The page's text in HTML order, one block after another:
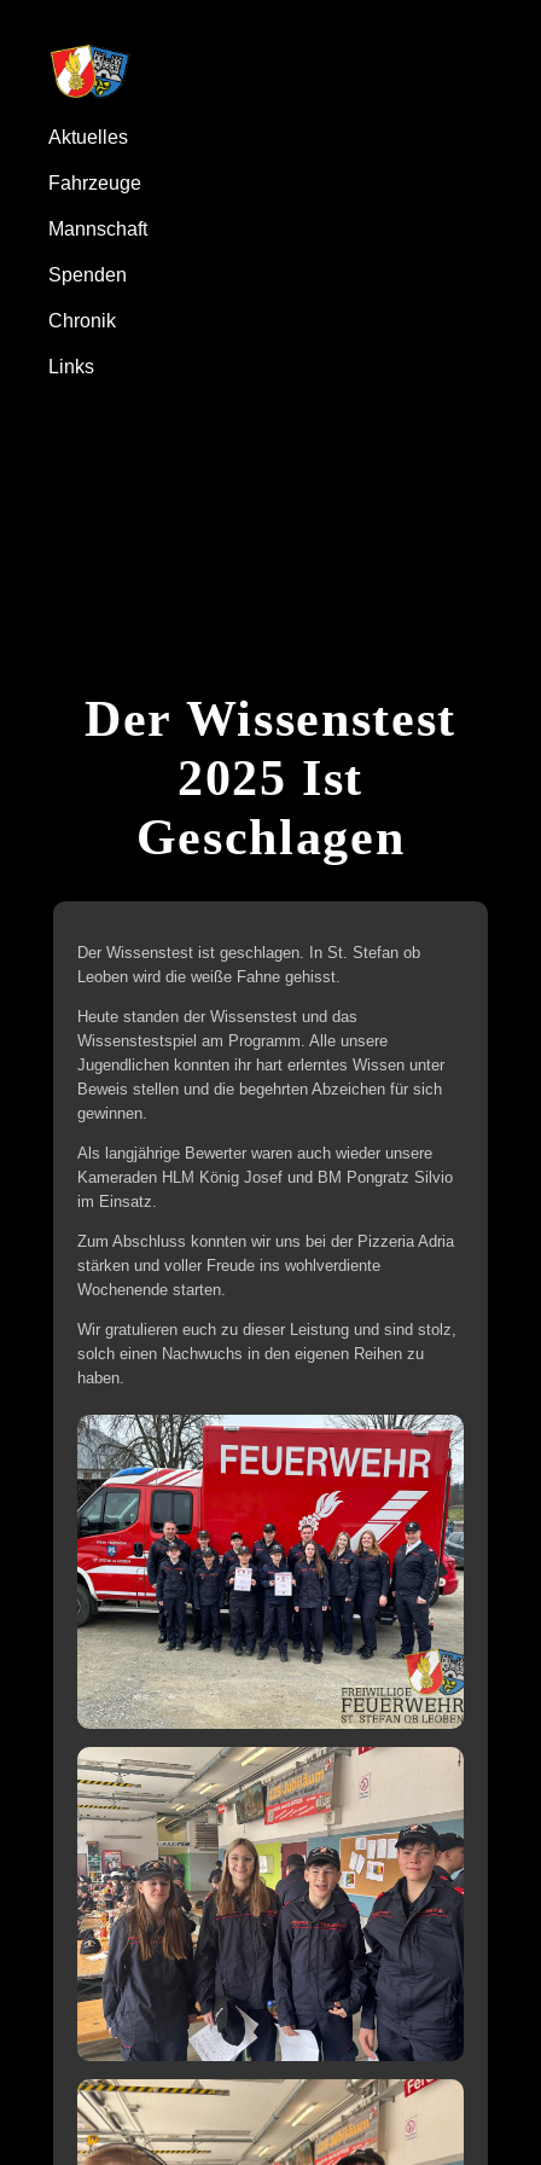
Aktuelles
Fahrzeuge
Mannschaft
Spenden
Chronik
Links
Der Wissenstest
2025 Ist
Geschlagen
Der Wissenstest ist geschlagen. In St. Stefan ob
Leoben wird die weiße Fahne gehisst.
Heute standen der Wissenstest und das
Wissenstestspiel am Programm. Alle unsere
Jugendlichen konnten ihr hart erlerntes Wissen unter
Beweis stellen und die begehrten Abzeichen für sich
gewinnen.
Als langjährige Bewerter waren auch wieder unsere
Kameraden HLM König Josef und BM Pongratz Silvio
im Einsatz.
Zum Abschluss konnten wir uns bei der Pizzeria Adria
stärken und voller Freude ins wohlverdiente
Wochenende starten.
Wir gratulieren euch zu dieser Leistung und sind stolz,
solch einen Nachwuchs in den eigenen Reihen zu
haben.